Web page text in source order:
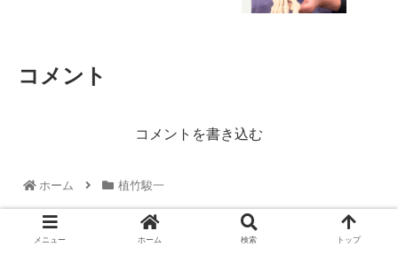
コメント
コメントを書き込む
ホーム 植竹駿一
メニュー ホーム 検索 トップ